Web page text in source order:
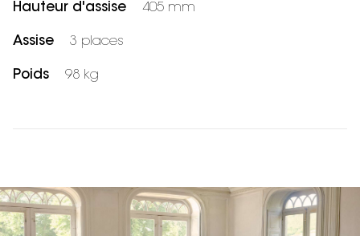
Hauteur d'assise 405 mm
Assise 3 places
Poids 98 kg